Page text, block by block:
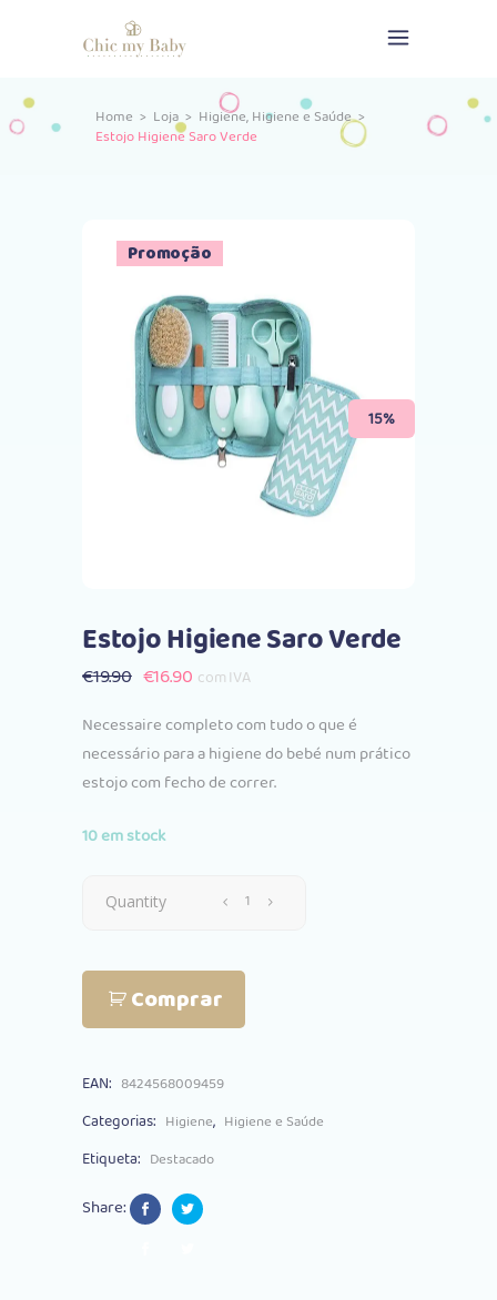
Home > Loja> Higiene,Higiene e Saúde>
Estojo Higiene Saro Verde
Promoção
15%
Estojo Higiene Saro Verde
€19.90 O
original
era:
€19.90.
€16.90O
atual
é:
€16.90.
com IVA
Necessaire completo com tudo o que é
necessário para a higiene do bebé num prático
estojo com fecho de correr.
10 em stock
Estojo
Saro
quantity
Quantity
Comprar
EAN: 8424568009459
Categorias: Higiene, Higiene e Saúde
Etiqueta: Destacado
Share: